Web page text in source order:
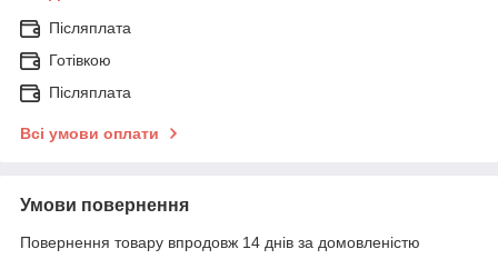
Післяплата
Готівкою
Післяплата
Всі умови оплати
Умови повернення
Повернення товару впродовж 14 днів за домовленістю